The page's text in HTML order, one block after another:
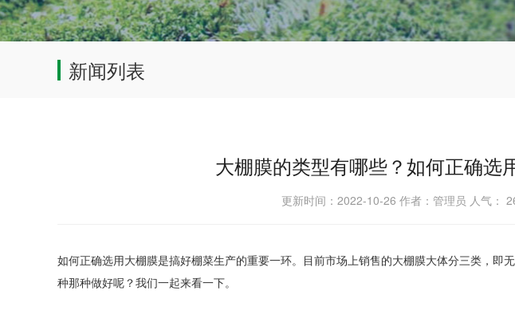
新闻列表
大棚膜的类型有哪些？如何正确选
更新时间：2022-10-26 作者：管理员 人气：
如何正确选用大棚膜是搞好棚菜生产的重要一环。目前市场上销售的大棚膜大体分三类，即
种那种做好呢？我们一起来看一下。